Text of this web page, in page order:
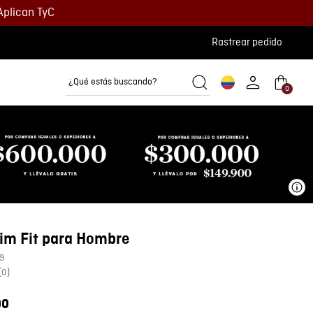
TyC
Rastrear pedido
¿Qué estás buscando?
0
Fit para Hombre
(0)